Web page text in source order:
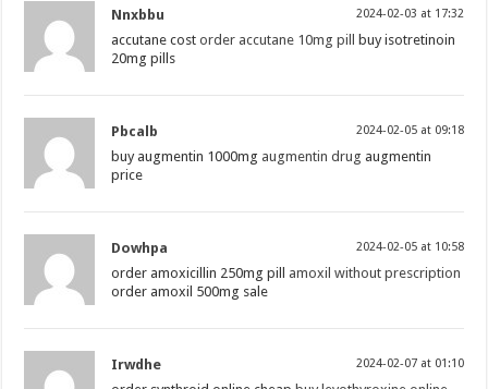
Nnxbbu 2024-02-03 at 17:32
accutane costorder accutane 10mg pill
buy isotretinoin
20mg pills
Pbcalb 2024-02-05 at 09:18
buy augmentin 1000mg augmentin drug augmentin
price
Dowhpa 2024-02-05 at 10:58
order amoxicillin 250mg pill amoxil without prescription
order amoxil 500mg sale
Irwdhe 2024-02-07 at 01:10